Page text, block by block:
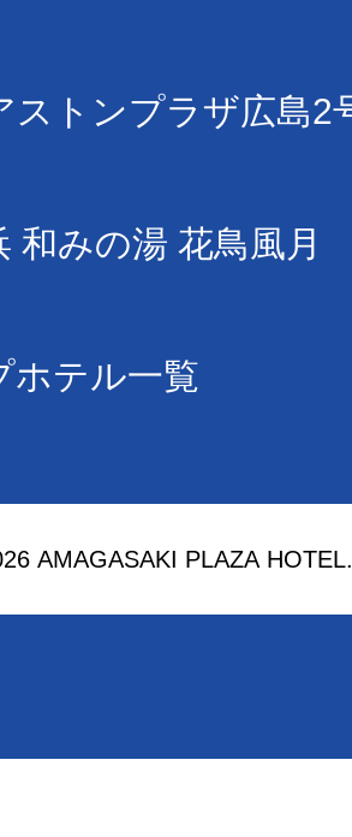
ストンプラザ広島2
和みの湯 花鳥風月
ホテル一覧
AMAGASAKI PLAZA